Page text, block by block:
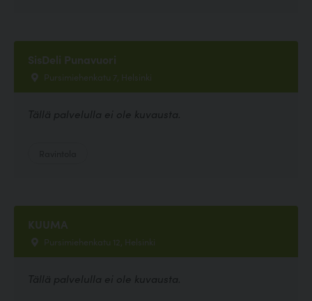
SisDeli Punavuori
Pursimiehenkatu 7, Helsinki
Tällä palvelulla ei ole kuvausta.
KUUMA
Pursimiehenkatu 12, Helsinki
Tällä palvelulla ei ole kuvausta.